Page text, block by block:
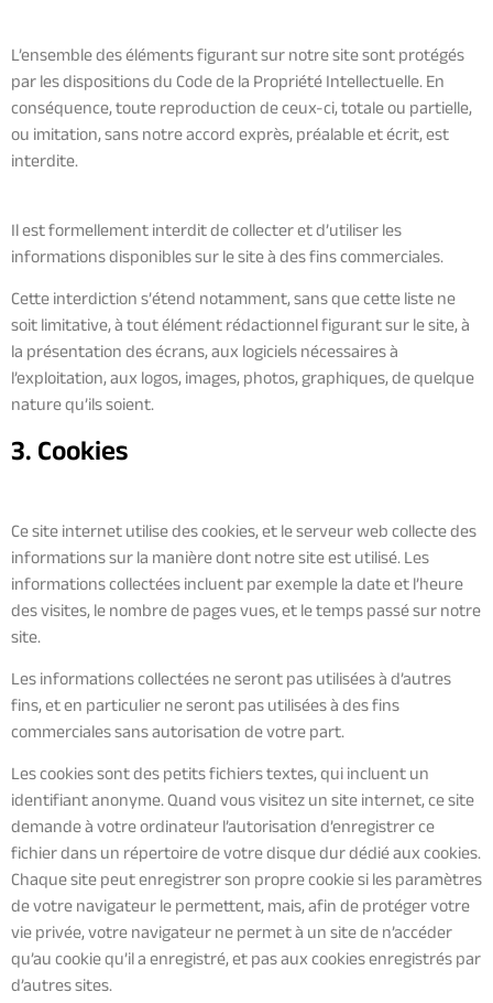
L’ensemble des éléments figurant sur notre site sont protégés
par les dispositions du Code de la Propriété Intellectuelle. En
conséquence, toute reproduction de ceux-ci, totale ou partielle,
ou imitation, sans notre accord exprès, préalable et écrit, est
interdite.
Il est formellement interdit de collecter et d’utiliser les
informations disponibles sur le site à des fins commerciales.
Cette interdiction s’étend notamment, sans que cette liste ne
soit limitative, à tout élément rédactionnel figurant sur le site, à
la présentation des écrans, aux logiciels nécessaires à
l’exploitation, aux logos, images, photos, graphiques, de quelque
nature qu’ils soient.
3. Cookies
Ce site internet utilise des cookies, et le serveur web collecte des
informations sur la manière dont notre site est utilisé. Les
informations collectées incluent par exemple la date et l’heure
des visites, le nombre de pages vues, et le temps passé sur notre
site.
Les informations collectées ne seront pas utilisées à d’autres
fins, et en particulier ne seront pas utilisées à des fins
commerciales sans autorisation de votre part.
Les cookies sont des petits fichiers textes, qui incluent un
identifiant anonyme. Quand vous visitez un site internet, ce site
demande à votre ordinateur l’autorisation d’enregistrer ce
fichier dans un répertoire de votre disque dur dédié aux cookies.
Chaque site peut enregistrer son propre cookie si les paramètres
de votre navigateur le permettent, mais, afin de protéger votre
vie privée, votre navigateur ne permet à un site de n’accéder
qu’au cookie qu’il a enregistré, et pas aux cookies enregistrés par
d’autres sites.